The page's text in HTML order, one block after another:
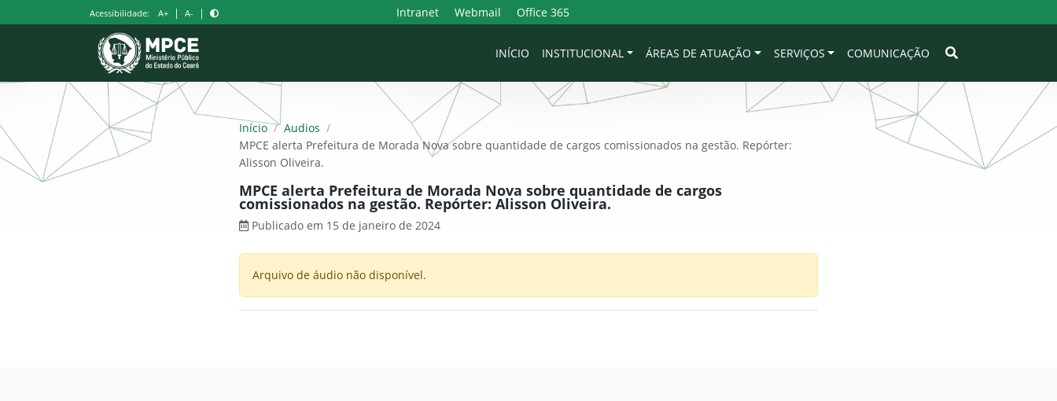
para
Acessibilidade: A+ | A- | Intranet Webmail Office 365
INÍCIO INSTITUCIONAL ÁREAS DE ATUAÇÃO SERVIÇOS COMUNICAÇÃO
Início / Audios /
MPCE alerta Prefeitura de Morada Nova sobre quantidade de cargos comissionados na gestão. Repórter:
Alisson Oliveira.
MPCE alerta Prefeitura de Morada Nova sobre quantidade de cargos
comissionados na gestão. Repórter: Alisson Oliveira.
Publicado em 15 de janeiro de 2024
Arquivo de áudio não disponível.